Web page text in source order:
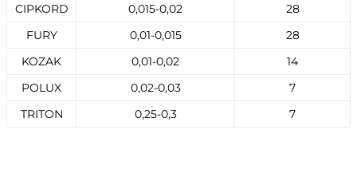
CIPKORD
0,015-0,02
28
FURY
0,01-0,015
28
KOZAK
0,01-0,02
14
POLUX
0,02-0,03
7
TRITON
0,25-0,3 7